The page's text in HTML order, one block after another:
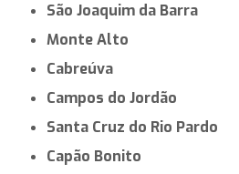
São Joaquim da Barra
Monte Alto
Cabreúva
Campos do Jordão
Santa Cruz do Rio Pardo
Capão Bonito